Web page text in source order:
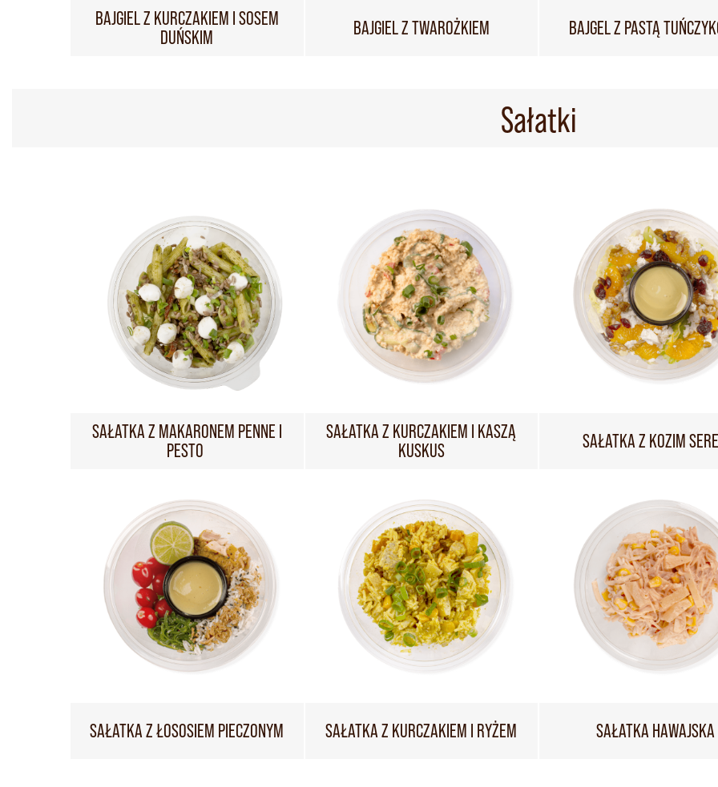
BAJGIEL Z KURCZAKIEM I SOSEM
DUŃSKIM
BAJGIEL Z TWAROŻKIEM BAJGEL Z PASTĄ
Sałatki
SAŁATKA Z MAKARONEM PENNE I
PESTO
SAŁATKA Z KURCZAKIEM I KASZĄ
KUSKUS
SAŁATKA Z KOZIM
SAŁATKA Z ŁOSOSIEM PIECZONYM SAŁATKA Z KURCZAKIEM I RYŻEM SAŁATKA HAWAJSKA